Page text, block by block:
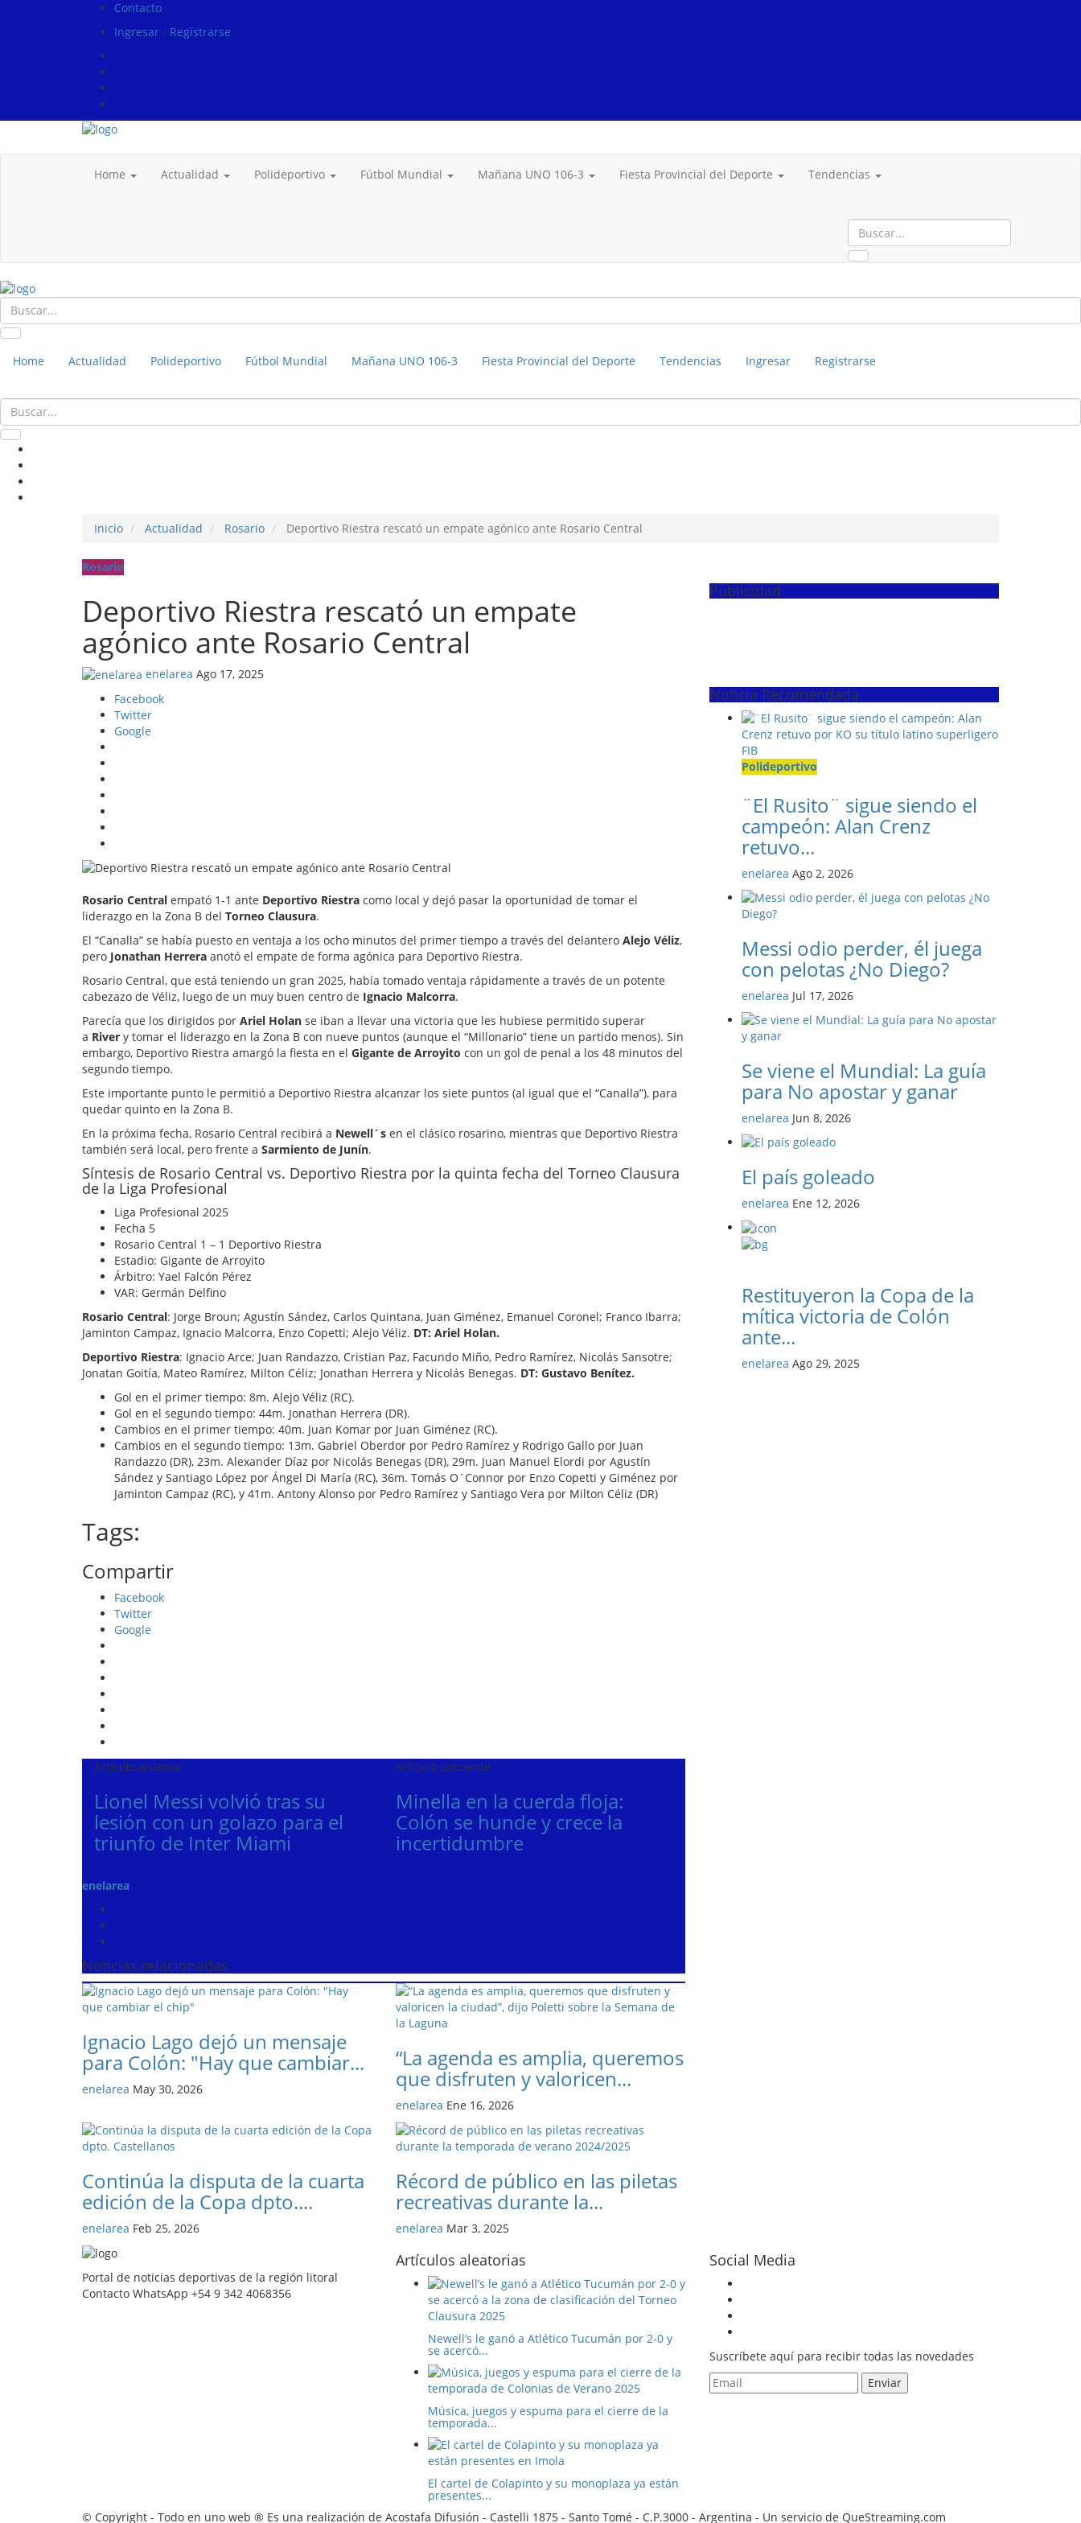
Contacto
Ingresar / Registrarse
Home Actualidad Polideportivo Fútbol Mundial Mañana UNO 106-3 Fiesta Provincial del Deporte Tendencias
Home Actualidad Polideportivo Fútbol Mundial Mañana UNO 106-3 Fiesta Provincial del Deporte Tendencias Ingresar Registrarse
Inicio Actualidad Rosario Deportivo Riestra rescató un empate agónico ante Rosario Central
Rosario
Deportivo Riestra rescató un empate
agónico ante Rosario Central
enelarea Ago 17, 2025
Facebook
Twitter
Google
Rosario Central empató 1-1 ante Deportivo Riestra como local y dejó pasar la oportunidad de tomar el
liderazgo en la Zona B del Torneo Clausura.
El “Canalla” se había puesto en ventaja a los ocho minutos del primer tiempo a través del delantero Alejo Véliz,
pero Jonathan Herrera anotó el empate de forma agónica para Deportivo Riestra.
Rosario Central, que está teniendo un gran 2025, había tomado ventaja rápidamente a través de un potente
cabezazo de Véliz, luego de un muy buen centro de Ignacio Malcorra.
Parecía que los dirigidos por Ariel Holan se iban a llevar una victoria que les hubiese permitido superar
a River y tomar el liderazgo en la Zona B con nueve puntos (aunque el “Millonario” tiene un partido menos). Sin
embargo, Deportivo Riestra amargó la fiesta en el Gigante de Arroyito con un gol de penal a los 48 minutos del
segundo tiempo.
Este importante punto le permitió a Deportivo Riestra alcanzar los siete puntos (al igual que el “Canalla”), para
quedar quinto en la Zona B.
En la próxima fecha, Rosario Central recibirá a Newell´s en el clásico rosarino, mientras que Deportivo Riestra
también será local, pero frente a Sarmiento de Junín.
Síntesis de Rosario Central vs. Deportivo Riestra por la quinta fecha del Torneo Clausura
de la Liga Profesional
Liga Profesional 2025
Fecha 5
Rosario Central 1 – 1 Deportivo Riestra
Estadio: Gigante de Arroyito
Árbitro: Yael Falcón Pérez
VAR: Germán Delfino
Rosario Central: Jorge Broun; Agustín Sández, Carlos Quintana, Juan Giménez, Emanuel Coronel; Franco Ibarra;
Jaminton Campaz, Ignacio Malcorra, Enzo Copetti; Alejo Véliz. DT: Ariel Holan.
Deportivo Riestra: Ignacio Arce; Juan Randazzo, Cristian Paz, Facundo Miño, Pedro Ramírez, Nicolás Sansotre;
Jonatan Goitía, Mateo Ramírez, Milton Céliz; Jonathan Herrera y Nicolás Benegas. DT: Gustavo Benítez.
Gol en el primer tiempo: 8m. Alejo Véliz (RC).
Gol en el segundo tiempo: 44m. Jonathan Herrera (DR).
Cambios en el primer tiempo: 40m. Juan Komar por Juan Giménez (RC).
Cambios en el segundo tiempo: 13m. Gabriel Oberdor por Pedro Ramírez y Rodrigo Gallo por Juan
Randazzo (DR), 23m. Alexander Díaz por Nicolás Benegas (DR), 29m. Juan Manuel Elordi por Agustín
Sández y Santiago López por Ángel Di María (RC), 36m. Tomás O´Connor por Enzo Copetti y Giménez por
Jaminton Campaz (RC), y 41m. Antony Alonso por Pedro Ramírez y Santiago Vera por Milton Céliz (DR)
Tags:
Compartir
Facebook
Twitter
Google
Artículo anterior
Lionel Messi volvió tras su
lesión con un golazo para el
triunfo de Inter Miami
Artículo siguiente
Minella en la cuerda floja:
Colón se hunde y crece la
incertidumbre
enelarea
Noticias relacionadas
Ignacio Lago dejó un mensaje
para Colón: "Hay que cambiar...
enelarea May 30, 2026
“La agenda es amplia, queremos
que disfruten y valoricen...
enelarea Ene 16, 2026
Continúa la disputa de la cuarta
edición de la Copa dpto....
enelarea Feb 25, 2026
Récord de público en las piletas
recreativas durante la...
enelarea Mar 3, 2025
Publicidad
Noticia Recomendada
Polideportivo
¨El Rusito¨ sigue siendo el
campeón: Alan Crenz
retuvo...
enelarea Ago 2, 2026
Messi odio perder, él juega
con pelotas ¿No Diego?
enelarea Jul 17, 2026
Se viene el Mundial: La guía
para No apostar y ganar
enelarea Jun 8, 2026
El país goleado
enelarea Ene 12, 2026
Restituyeron la Copa de la
mítica victoria de Colón
ante...
enelarea Ago 29, 2025
Portal de noticias deportivas de la región litoral
Contacto WhatsApp +54 9 342 4068356
Artículos aleatorias
Newell’s le ganó a Atlético Tucumán por 2-0 y
se acercó...
Música, juegos y espuma para el cierre de la
temporada...
El cartel de Colapinto y su monoplaza ya están
presentes...
Social Media
Suscríbete aquí para recibir todas las novedades
© Copyright - Todo en uno web ® Es una realización de Acostafa Difusión - Castelli 1875 - Santo Tomé - C.P.3000 - Argentina - Un servicio de QueStreaming.com